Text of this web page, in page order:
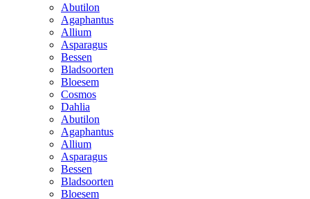
Abutilon
Agaphantus
Allium
Asparagus
Bessen
Bladsoorten
Bloesem
Cosmos
Dahlia
Abutilon
Agaphantus
Allium
Asparagus
Bessen
Bladsoorten
Bloesem